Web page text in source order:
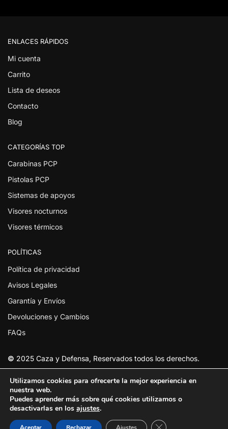
ENLACES RÁPIDOS
Mi cuenta
Carrito
Lista de deseos
Contacto
Blog
CATEGORÍAS TOP
Carabinas PCP
Pistolas PCP
Sistemas de apoyos
Visores nocturnos
Visores térmicos
POLÍTICAS
Política de privacidad
Avisos Legales
Garantía y Envíos
Devoluciones y Cambios
FAQs
© 2025 Caza y Defensa, Reservados todos los derechos.
Utilizamos cookies para ofrecerte la mejor experiencia en
nuestra web.
Puedes aprender más sobre qué cookies utilizamos o
desactivarlas en los ajustes.
Cerrar el banner de